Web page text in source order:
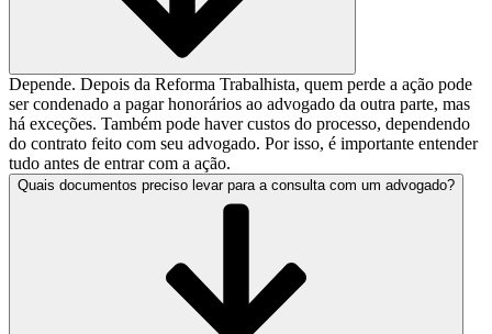
Depende. Depois da Reforma Trabalhista, quem perde a ação pode
ser condenado a pagar honorários ao advogado da outra parte, mas
há exceções. Também pode haver custos do processo, dependendo
do contrato feito com seu advogado. Por isso, é importante entender
tudo antes de entrar com a ação.
Quais documentos preciso levar para a consulta com um advogado?